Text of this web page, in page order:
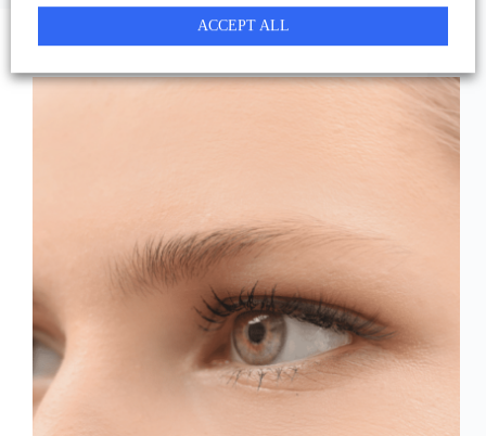
Dine øjenbryn falder ud - Dette kan være årsagen
ACCEPT ALL